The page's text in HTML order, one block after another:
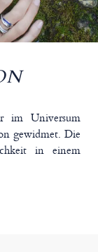
im Universum
gewidmet. Die
in einem